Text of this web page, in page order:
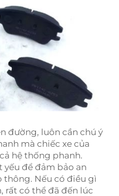
đường, luôn cần chú ý
mà chiếc xe của
hệ thống phanh.
yếu để đảm bảo an
Nếu có điều gì
rất có thể đã đến lúc